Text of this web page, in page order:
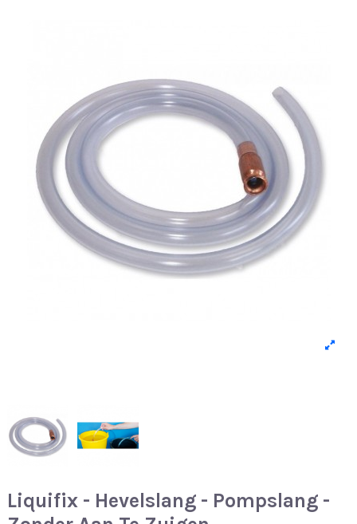
Liquifix - Hevelslang - Pompslang -